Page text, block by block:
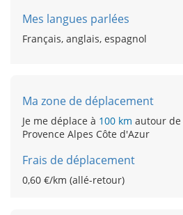
Mes langues parlées
Français, anglais, espagnol
Ma zone de déplacement
Je me déplace à 100 km autour de
Provence Alpes Côte d'Azur
Frais de déplacement
0,60 €/km (allé-retour)